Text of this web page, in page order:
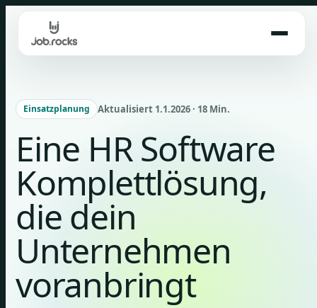
content
Einsatzplanung Aktualisiert 1.1.2026 · 18 Min.
Eine HR Software
Komplettlösung,
die dein
Unternehmen
voranbringt